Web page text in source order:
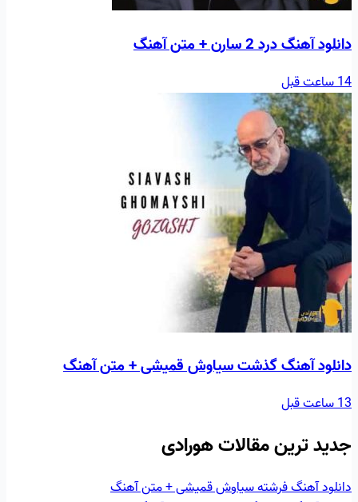
دانلود آهنگ درد 2 سارن + متن آهنگ
14 ساعت قبل
دانلود آهنگ گذشت سیاوش قمیشی + متن آهنگ
13 ساعت قبل
جدید ترین مقالات هورادی
دانلود آهنگ فرشته سیاوش قمیشی + متن آهنگ